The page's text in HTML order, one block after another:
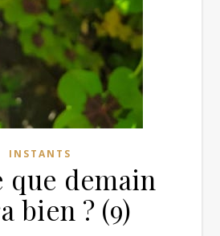
INSTANTS
que demain
bien ? (9)